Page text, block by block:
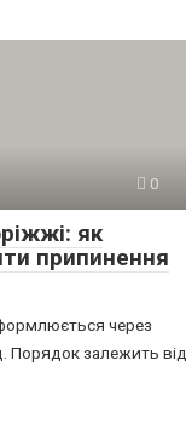
0
як
припинення
через
Порядок залежить від